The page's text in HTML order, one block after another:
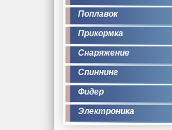
Поплавок
Прикормка
Снаряжение
Спиннинг
Фидер
Электроника